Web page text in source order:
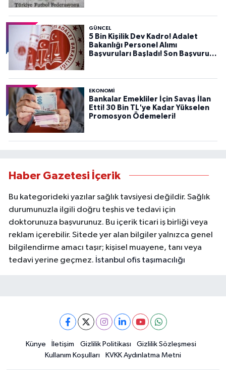
GÜNCEL
5 Bin Kişilik Dev Kadro! Adalet
Bakanlığı Personel Alımı
Başvuruları Başladı! Son Başvuru
EKONOMİ
Bankalar Emekliler İçin Savaş İlan
Etti! 30 Bin TL'ye Kadar Yükselen
Promosyon Ödemeleri!
Haber Gazetesi İçerik
Bu kategorideki yazılar sağlık tavsiyesi değildir. Sağlık
durumunuzla ilgili doğru teşhis ve tedavi için
doktorunuza başvurunuz. Bu içerik ticari iş birliği veya
reklam içerebilir. Sitede yer alan bilgiler yalnızca genel
bilgilendirme amacı taşır; kişisel muayene, tanı veya
tedavi yerine geçmez. İstanbul ofis taşımacılığı
Künye İletişim Gizlilik Politikası
Gizlilik Sözleşmesi
Kullanım Koşulları
KVKK Aydınlatma Metni